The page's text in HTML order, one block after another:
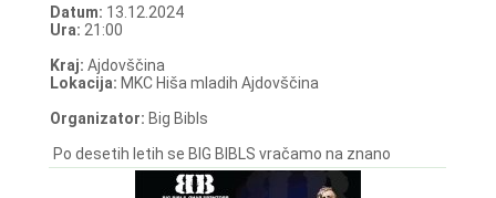
Datum: 13.12.2024
Ura: 21:00
Kraj: Ajdovščina
Lokacija: MKC Hiša mladih Ajdovščina
Organizator: Big Bibls
Po desetih letih se BIG BIBLS vračamo na znano